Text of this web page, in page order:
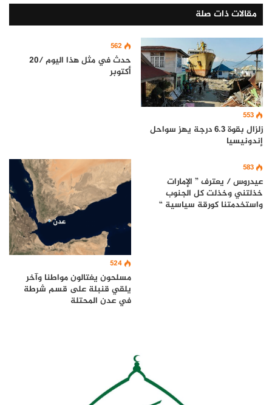
مقالات ذات صلة
553
زلزال بقوة 6.3 درجة يهز سواحل
إندونيسيا
562
حدث في مثل هذا اليوم /20
أكتوبر
583
عيدروس / يعترف ” الإمارات
خذلتني وخذلت كل الجنوب
واستخدمتنا كورقة سياسية “
524
مسلحون يغتالون مواطنا وآخر
يلقي قنبلة على قسم شرطة
في عدن المحتلة